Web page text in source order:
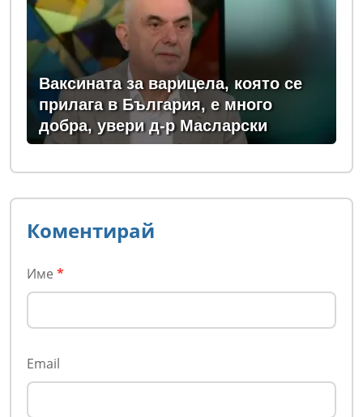
Ваксината за варицела, която се
прилага в България, е много
добра, увери д-р Масларски
Коментирай
Име *
Email